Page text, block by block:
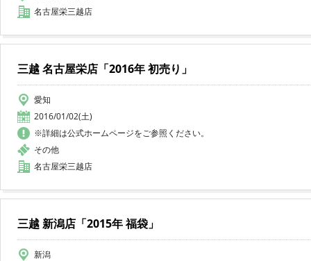
名古屋栄三越店
三越 名古屋栄店「2016年 初売り」
愛知
2016/01/02(土)
※詳細は公式ホームページをご参照ください。
その他
名古屋栄三越店
三越 新潟店「2015年 福袋」
新潟